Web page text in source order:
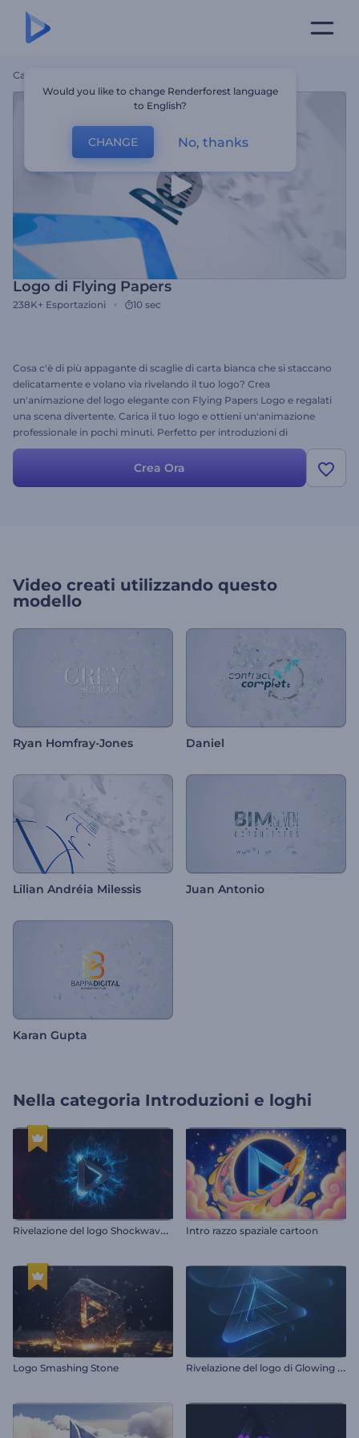
Casa
Logo di Flying Papers
238K+ Esportazioni 10 sec
Cosa c'è di più appagante di scaglie di carta bianca che si staccano
delicatamente e volano via rivelando il tuo logo? Crea
un'animazione del logo elegante con Flying Papers Logo e regalati
una scena divertente. Carica il tuo logo e ottieni un'animazione
professionale in pochi minuti. Perfetto per introduzioni di
presentazioni, sigle di canali YouTube, promozioni aziendali e molto
Crea Ora
Video creati utilizzando questo
modello
Ryan Homfray-Jones Daniel
Lilian Andréia Milessis Juan Antonio
Karan Gupta
Nella categoria Introduzioni e loghi
R
ivelazione del logo Shockwave Blast Intro razzo spaziale cartoon
Logo Smashing Stone R
ivelazione del logo di Glowing Layers
Would you like to change Renderforest language
to English?
CHANGE No, thanks